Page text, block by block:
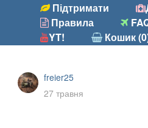
Підтримати
Правила
YT!
Кошик
freier25
27 травня